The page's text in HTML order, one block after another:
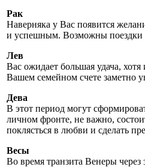
Рак
Наверняка у Вас появится
и успешным. Возможны поездки
Лев
Вас ожидает большая удача,
Вашем семейном счете заметно
Дева
В этот период могут
личном фронте, не важно,
поклясться в любви и сделать
Весы
Во время транзита Венеры